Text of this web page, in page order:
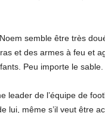
semble être très
et des armes à feu et
Peu importe le sable.
leader de l’équipe de
lui, même s’il veut être